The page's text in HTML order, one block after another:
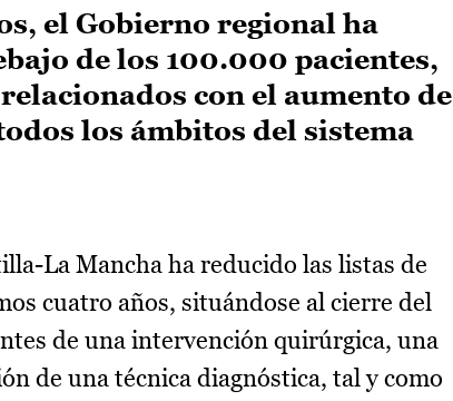
el Gobierno regional ha
de los 100.000 pacientes,
con el aumento de
los ámbitos del sistema
La Mancha ha reducido las listas de
cuatro años, situándose al cierre del
de una intervención quirúrgica, una
de una técnica diagnóstica, tal y como